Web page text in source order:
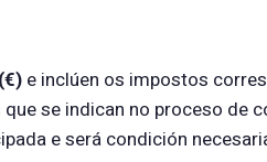
e inclúen os impostos
se indican no proceso de
e será condición